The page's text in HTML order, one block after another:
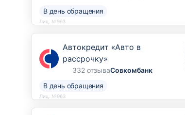
В день обращения
Лиц. №963
Автокредит «Авто в
рассрочку»
332 отзываСовкомбанк
В день обращения
Лиц. №963